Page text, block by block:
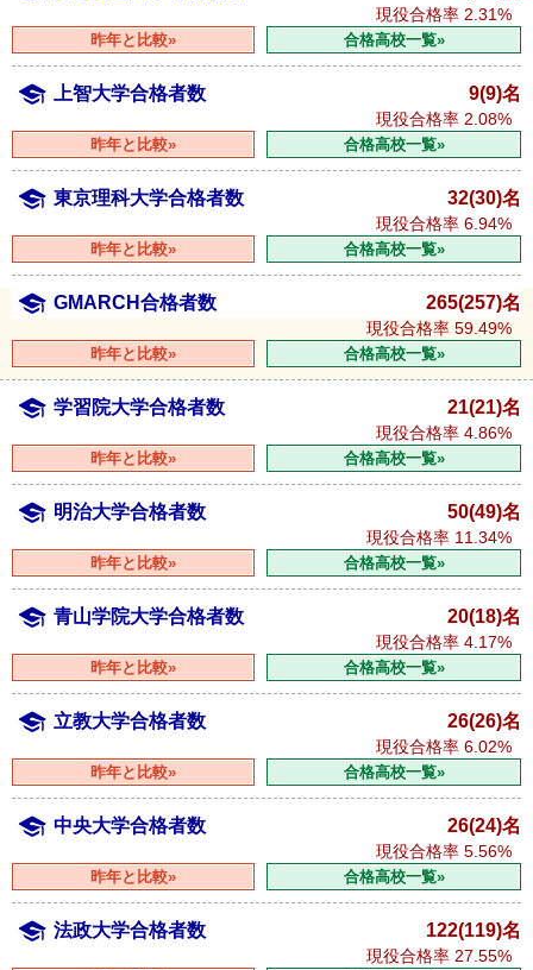
現役合格率 2.31%
昨年と比較» 合格高校一覧»
上智大学合格者数 9(9)名
現役合格率 2.08%
昨年と比較» 合格高校一覧»
東京理科大学合格者数 32(30)名
現役合格率 6.94%
昨年と比較» 合格高校一覧»
GMARCH合格者数 265(257)名
現役合格率 59.49%
昨年と比較» 合格高校一覧»
学習院大学合格者数 21(21)名
現役合格率 4.86%
昨年と比較» 合格高校一覧»
明治大学合格者数 50(49)名
現役合格率 11.34%
昨年と比較» 合格高校一覧»
青山学院大学合格者数 20(18)名
現役合格率 4.17%
昨年と比較» 合格高校一覧»
立教大学合格者数 26(26)名
現役合格率 6.02%
昨年と比較» 合格高校一覧»
中央大学合格者数 26(24)名
現役合格率 5.56%
昨年と比較» 合格高校一覧»
法政大学合格者数 122(119)名
現役合格率 27.55%